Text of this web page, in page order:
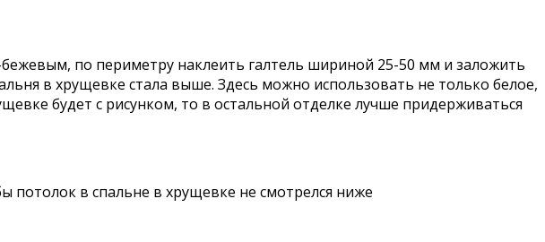
по периметру наклеить галтель шириной 25-50 мм и заложить
в хрущевке стала выше. Здесь можно использовать не только белое,
будет с рисунком, то в остальной отделке лучше придерживаться
потолок в спальне в хрущевке не смотрелся ниже